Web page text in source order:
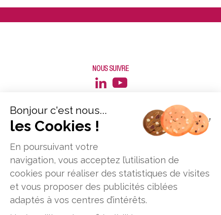
NOUS SUIVRE
Données personnelles
Mentions légales
Plan du site
Offres d'emploi
Bonjour c'est nous...
les Cookies !
En poursuivant votre
navigation, vous acceptez l’utilisation de
cookies pour réaliser des statistiques de visites
et vous proposer des publicités ciblées
adaptés à vos centres d’intérêts.